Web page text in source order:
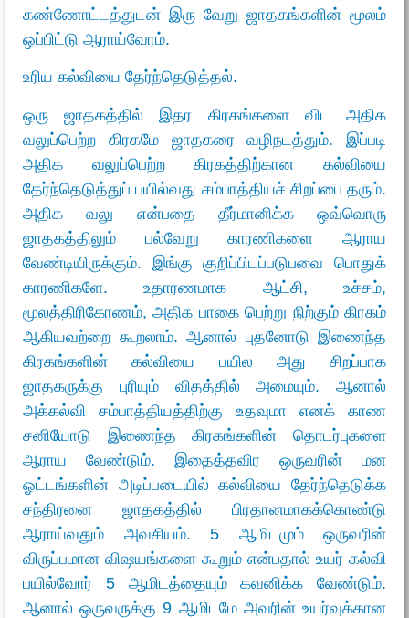
கண்ணோட்டத்துடன் இரு வேறு ஜாதகங்களின் மூலம்
ஒப்பிட்டு ஆராய்வோம்.
உரிய கல்வியை தேர்ந்தெடுத்தல்.
ஒரு ஜாதகத்தில் இதர கிரகங்களை விட அதிக
வலுப்பெற்ற கிரகமே ஜாதகரை வழிநடத்தும். இப்படி
அதிக வலுப்பெற்ற கிரகத்திற்கான கல்வியை
தேர்ந்தெடுத்துப் பயில்வது சம்பாத்தியச் சிறப்பை தரும்.
அதிக வலு என்பதை தீர்மானிக்க ஒவ்வொரு
ஜாதகத்திலும் பல்வேறு காரணிகளை ஆராய
வேண்டியிருக்கும். இங்கு குறிப்பிடப்படுபவை பொதுக்
காரணிகளே. உதாரணமாக ஆட்சி, உச்சம்,
மூலத்திரிகோணம், அதிக பாகை பெற்று நிற்கும் கிரகம்
ஆகியவற்றை கூறலாம். ஆனால் புதனோடு இணைந்த
கிரகங்களின் கல்வியை பயில அது சிறப்பாக
ஜாதகருக்கு புரியும் விதத்தில் அமையும். ஆனால்
அக்கல்வி சம்பாத்தியத்திற்கு உதவுமா எனக் காண
சனியோடு இணைந்த கிரகங்களின் தொடர்புகளை
ஆராய வேண்டும். இதைத்தவிர ஒருவரின் மன
ஓட்டங்களின் அடிப்படையில் கல்வியை தேர்ந்தெடுக்க
சந்திரனை ஜாதகத்தில் பிரதானமாகக்கொண்டு
ஆராய்வதும் அவசியம். 5 ஆமிடமும் ஒருவரின்
விருப்பமான விஷயங்களை கூறும் என்பதால் உயர் கல்வி
பயில்வோர் 5 ஆமிடத்தையும் கவனிக்க வேண்டும்.
ஆனால் ஒருவருக்கு 9 ஆமிடமே அவரின் உயர்வுக்கான